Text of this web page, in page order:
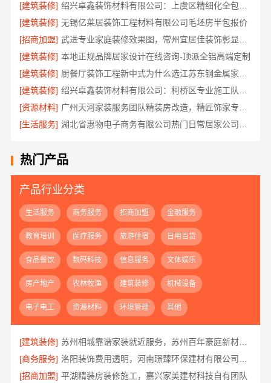
[建筑装修]
[建筑装修] 无锡亿莱居装饰工程材料有限公司毛坯房半包报价
[招商加盟]
[建筑装修] 本地正规品牌居家设计在线咨询-顶派全铝高端定制
[建筑装修]
[建筑装修]
[资源材料]
[生活服务]
热门产品
产品行业分类
生活服务 商务服务 招商加盟 金融服务
教育培训 医疗服务 旅游住宿 日用百货
食品餐饮 数码科技 信息服务 文体娱乐
房产地产 农林牧渔 建筑装修 机械设备
电子电工 资源材料 环境管理 其他
[建筑装修]
苏州相城靠谱家装就近服务，苏州百年豪庭新材料有限公司快速响应
[商务服务]
[招商加盟] 平湖精装房装修施工，嘉兴家美建材科技自有团队